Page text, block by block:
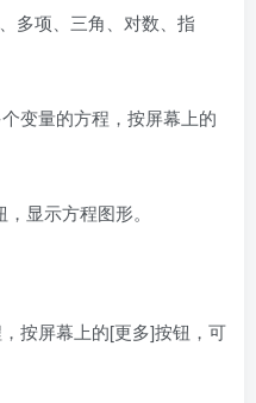
多项、三角、对数、指
变量的方程，按屏幕上的
显示方程图形。
按屏幕上的[更多]按钮，可